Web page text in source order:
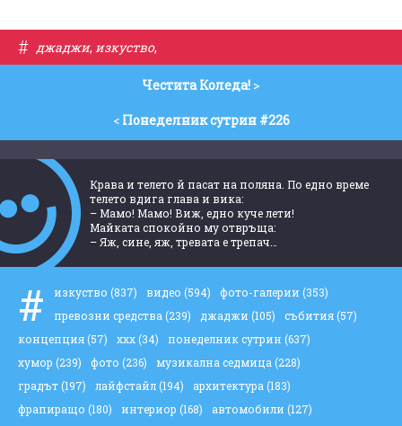
# джаджи, изкуство,
Честита Коледа! >
< Понеделник сутрин #226
Крава и телето й пасат на поляна. По едно време
телето вдига глава и вика:
– Мамо! Мамо! Виж, едно куче лети!
Майката спокойно му отвръща:
– Яж, сине, яж, тревата е трепач…
# изкуство (837) видео (594) фото-галерии (353)
превозни средства (239) джаджи (105) събития(57)
концепция(57) ххх(34) понеделник сутрин (637)
хумор (239) фото (236) музикална седмица (228)
градът(197) лайфстайл(194) архитектура (183)
фрапиращо (180) интериор (168) автомобили (127)